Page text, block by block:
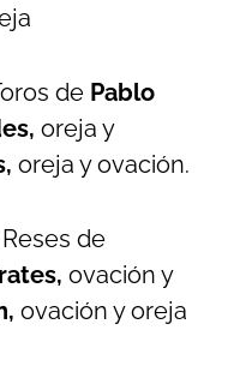
de Pablo
oreja y
oreja y ovación.
Reses de
ovación y
ovación y oreja